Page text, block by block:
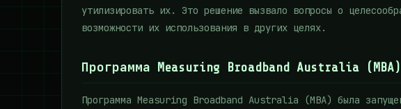
утилизировать их. Это решение вызвало вопросы о
возможности их использования в других целях.
Программа Measuring Broadband Australia (MBA)
Программа Measuring Broadband Australia (MBA) была